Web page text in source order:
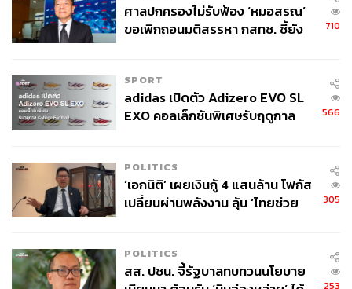
ศาลปกครองไม่รับฟ้อง ‘หมอสรณ’
ขอเพิกถอนมติสรรหา กสทช. ชี้ยัง
710
SPORT
adidas เปิดตัว Adizero EVO SL
EXO คอลเล็กชันพิเศษรับฤดูกาล
566
POLITICS
‘เอกนิติ’ เผยเงินกู้ 4 แสนล้าน โฟกัส
เปลี่ยนผ่านพลังงาน ลุ้น ‘ไทยช่วย
305
POLITICS
สส. ปชน. จี้รัฐบาลทบทวนนโยบาย
253